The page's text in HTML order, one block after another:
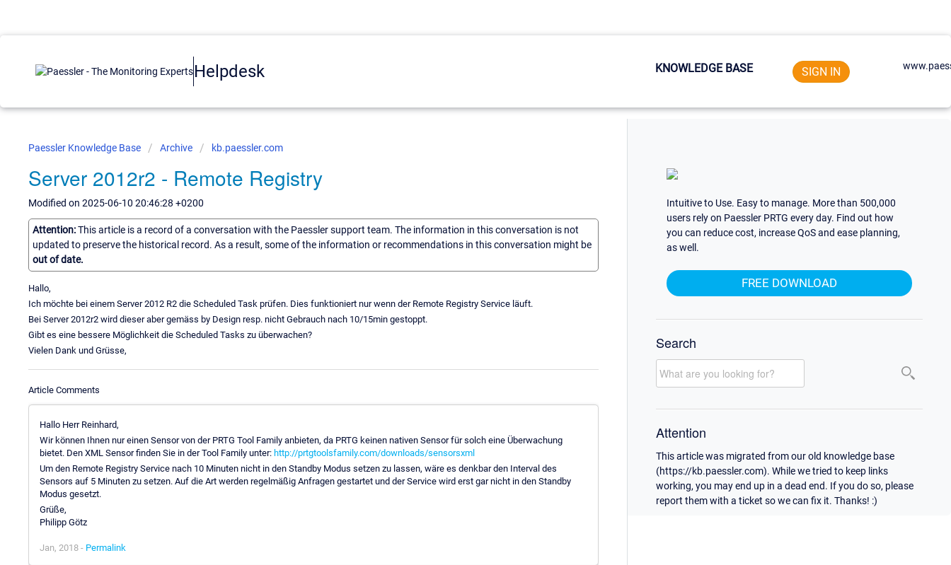
Helpdesk KNOWLEDGE BASE SIGN IN
Paessler Knowledge Base Archive kb.paessler.com
Server 2012r2 - Remote Registry
Modified on 2025-06-10 20:46:28 +0200
Attention:This article is a record of a conversation with the Paessler support team. The information in this conversation is not
updated to preserve the historical record. As a result, some of the information or recommendations in this conversation might be
out of date.
Hallo,
Ich möchte bei einem Server 2012 R2 die Scheduled Task prüfen. Dies funktioniert nur wenn der Remote Registry Service läuft.
Bei Server 2012r2 wird dieser aber gemäss by Design resp. nicht Gebrauch nach 10/15min gestoppt.
Gibt es eine bessere Möglichkeit die Scheduled Tasks zu überwachen?
Vielen Dank und Grüsse,
Article Comments
Hallo Herr Reinhard,
Wir können Ihnen nur einen Sensor von der PRTG Tool Family anbieten, da PRTG keinen nativen Sensor für solch eine Überwachung
bietet. Den XML Sensor finden Sie in der Tool Family unter: http://prtgtoolsfamily.com/downloads/sensorsxml
Um den Remote Registry Service nach 10 Minuten nicht in den Standby Modus setzen zu lassen, wäre es denkbar den Interval des
Sensors auf 5 Minuten zu setzen. Auf die Art werden regelmäßig Anfragen gestartet und der Service wird erst gar nicht in den Standby
Modus gesetzt.
Grüße,
Philipp Götz
Jan, 2018 - Permalink
Intuitive to Use. Easy to manage. More than 500,000
users rely on Paessler PRTG every day. Find out how
you can reduce cost, increase QoS and ease planning,
as well.
FREE DOWNLOAD
Search
Attention
This article was migrated from our old knowledge base
(https://kb.paessler.com). While we tried to keep links
working, you may end up in a dead end. If you do so, please
report them with a ticket so we can fix it. Thanks! :)